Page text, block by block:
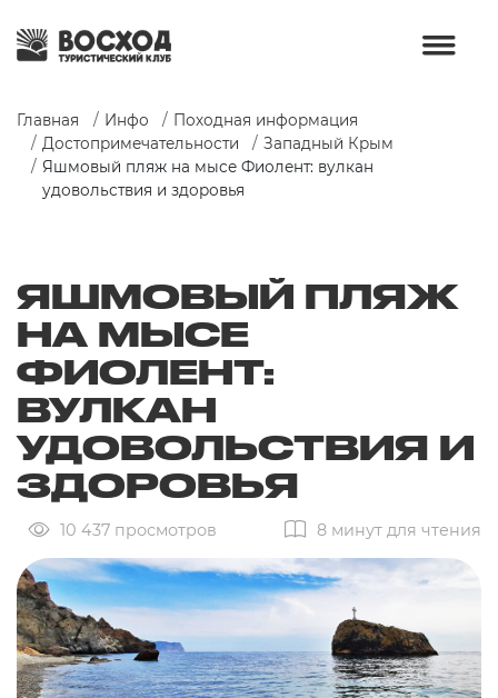
Главная Инфо
Походная информация
Достопримечательности
Западный Крым
Яшмовый пляж на мысе Фиолент: вулкан
удовольствия и здоровья
ЯШМОВЫЙ ПЛЯЖ
НА МЫСЕ
ФИОЛЕНТ:
ВУЛКАН
УДОВОЛЬСТВИЯ И
ЗДОРОВЬЯ
10 437 просмотров 8 минут для чтения